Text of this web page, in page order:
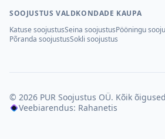
SOOJUSTUS VALDKONDADE KAUPA
Katuse soojustusSeina soojustusPööningu
Põranda soojustusSokli soojustus
© 2026 PUR Soojustus OÜ. Kõik
Veebiarendus: Rahanetis